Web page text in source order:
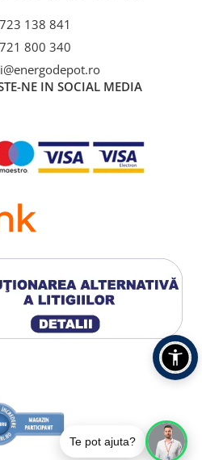
138 841
800 340
NE IN SOCIAL MEDIA
Te pot ajuta?